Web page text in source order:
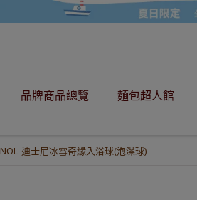
品牌商品總覽 麵包超人館
NOL-迪士尼冰雪奇緣入浴球(泡澡球)